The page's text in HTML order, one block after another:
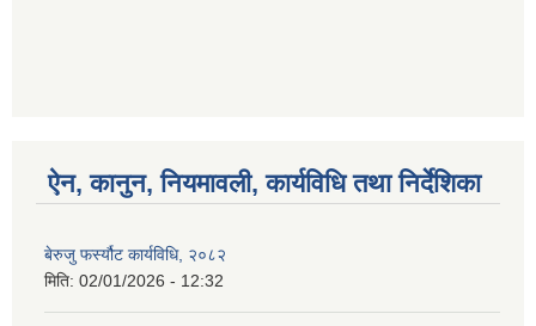
ऐन, कानुन, नियमावली, कार्यविधि तथा निर्देशिका
बेरुजु फर्स्यौट कार्यविधि, २०८२
मिति: 02/01/2026 - 12:32